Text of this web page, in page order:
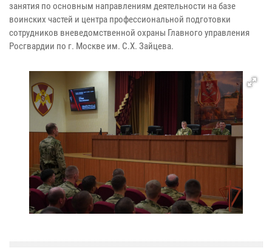
занятия по основным направлениям деятельности на базе
воинских частей и центра профессиональной подготовки
сотрудников вневедомственной охраны Главного управления
Росгвардии по г. Москве им. С.Х. Зайцева.